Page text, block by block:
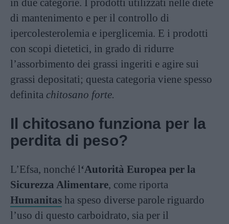
in due categorie. I prodotti utilizzati nelle diete
di mantenimento e per il controllo di
ipercolesterolemia e iperglicemia. E i prodotti
con scopi dietetici, in grado di ridurre
l’assorbimento dei grassi ingeriti e agire sui
grassi depositati; questa categoria viene spesso
definita chitosano forte.
Il chitosano funziona per la
perdita di peso?
L’Efsa, nonché l‘Autorità Europea per la
Sicurezza Alimentare, come riporta
Humanitas ha speso diverse parole riguardo
l’uso di questo carboidrato, sia per il